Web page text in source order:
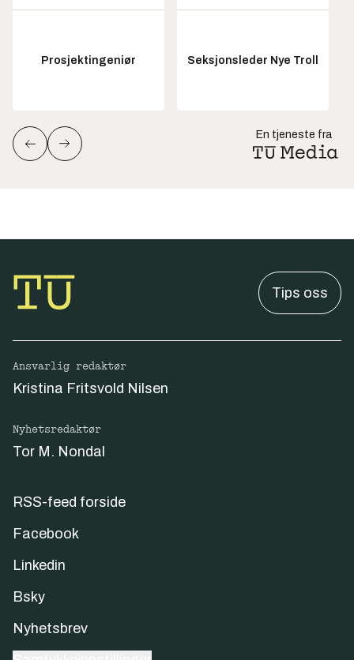
Prosjektingeniør Seksjonsleder Nye Troll
En tjeneste fra
Tips oss
Ansvarlig redaktør
Kristina Fritsvold Nilsen
Nyhetsredaktør
Tor M. Nondal
RSS-feed forside
Facebook
Linkedin
Bsky
Nyhetsbrev